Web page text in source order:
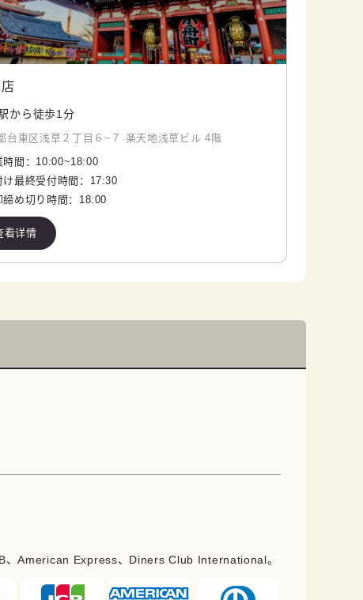
から徒歩1分
台東区浅草２丁目６−７ 楽天地浅草ビル 4階
間： 10:00~18:00
け最終受付時間：
17:30
め切り時間： 18:00
看详情
、American Express、Diners Club International。